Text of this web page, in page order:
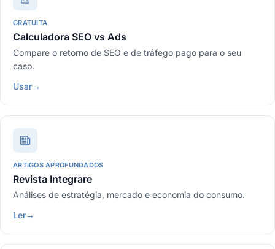
GRATUITA
Calculadora SEO vs Ads
Compare o retorno de SEO e de tráfego pago para o seu
caso.
Usar→
ARTIGOS APROFUNDADOS
Revista Integrare
Análises de estratégia, mercado e economia do consumo.
Ler→